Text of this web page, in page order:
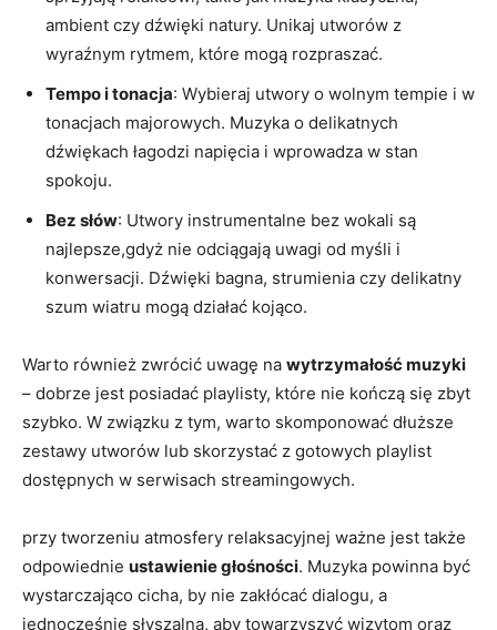
ambient czy dźwięki natury. Unikaj utworów z
wyraźnym rytmem, które mogą rozpraszać.
Tempo i tonacja: Wybieraj utwory o wolnym tempie i w
tonacjach majorowych. Muzyka o delikatnych
dźwiękach łagodzi napięcia i wprowadza w stan
spokoju.
Bez słów: Utwory instrumentalne bez wokali są
najlepsze,gdyż nie odciągają uwagi od myśli i
konwersacji. Dźwięki bagna, strumienia czy delikatny
szum wiatru mogą działać kojąco.
Warto również zwrócić uwagę na wytrzymałość muzyki
– dobrze jest posiadać playlisty, które nie kończą się zbyt
szybko. W związku z tym, warto skomponować dłuższe
zestawy utworów lub skorzystać z gotowych playlist
dostępnych w serwisach streamingowych.
przy tworzeniu atmosfery relaksacyjnej ważne jest także
odpowiednie ustawienie głośności. Muzyka powinna być
wystarczająco cicha, by nie zakłócać dialogu, a
jednocześnie słyszalna, aby towarzyszyć wizytom oraz